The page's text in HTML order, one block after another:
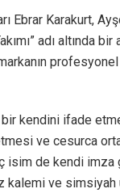
Ebrar Karakurt,
adı altında bir
kendini ifade
ve cesurca
isim de kendi imza
ve simsiyah